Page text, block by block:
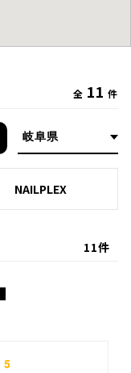
全 11 件
NAILPLEX
11件
5